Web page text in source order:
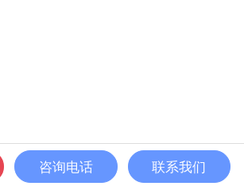
咨询电话 联系我们